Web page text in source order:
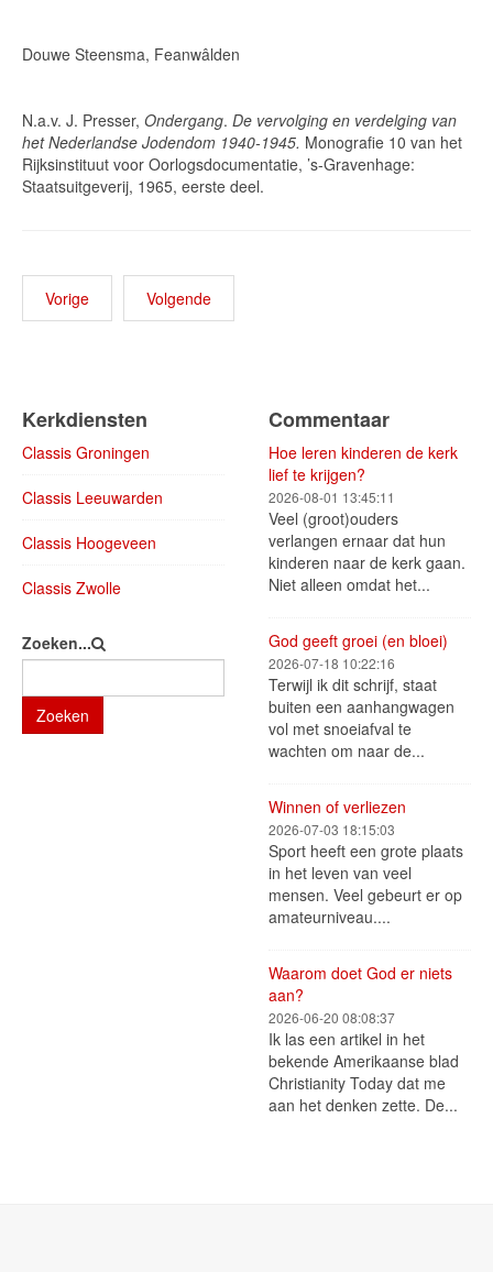
Douwe Steensma, Feanwâlden
N.a.v. J. Presser, Ondergang. De vervolging en verdelging van
het Nederlandse Jodendom 1940-1945. Monografie 10 van het
Rijksinstituut voor Oorlogsdocumentatie, ’s-Gravenhage:
Staatsuitgeverij, 1965, eerste deel.
Vorige Volgende
Kerkdiensten
Classis Groningen
Classis Leeuwarden
Classis Hoogeveen
Classis Zwolle
Zoeken...
Zoeken
Commentaar
Hoe leren kinderen de kerk
lief te krijgen?
2026-08-01 13:45:11
Veel (groot)ouders
verlangen ernaar dat hun
kinderen naar de kerk gaan.
Niet alleen omdat het...
God geeft groei (en bloei)
2026-07-18 10:22:16
Terwijl ik dit schrijf, staat
buiten een aanhangwagen
vol met snoeiafval te
wachten om naar de...
Winnen of verliezen
2026-07-03 18:15:03
Sport heeft een grote plaats
in het leven van veel
mensen. Veel gebeurt er op
amateurniveau....
Waarom doet God er niets
aan?
2026-06-20 08:08:37
Ik las een artikel in het
bekende Amerikaanse blad
Christianity Today dat me
aan het denken zette. De...